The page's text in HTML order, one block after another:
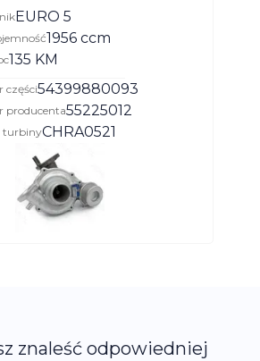
EURO 5
1956 ccm
135 KM
części54399880093
producenta55225012
turbinyCHRA0521
znaleść odpowiedniej